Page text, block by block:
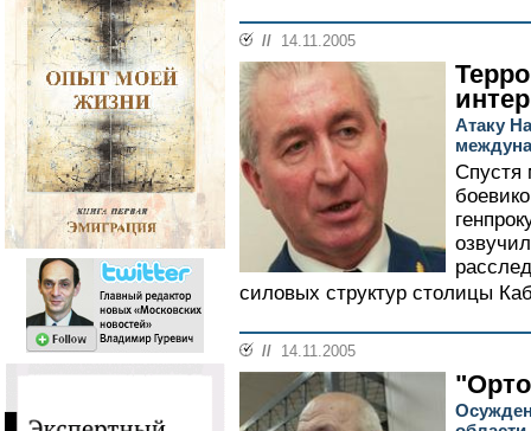
// 14.11.2005
Атаку
Спустя
силовых структур столицы
// 14.11.2005